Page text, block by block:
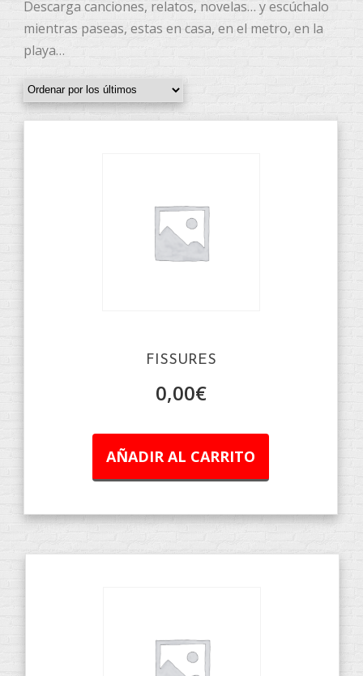
Descarga canciones, relatos, novelas… y escúchalo
mientras paseas, estas en casa, en el metro, en la
playa…
FISSURES
0,00€
AÑADIR AL CARRITO